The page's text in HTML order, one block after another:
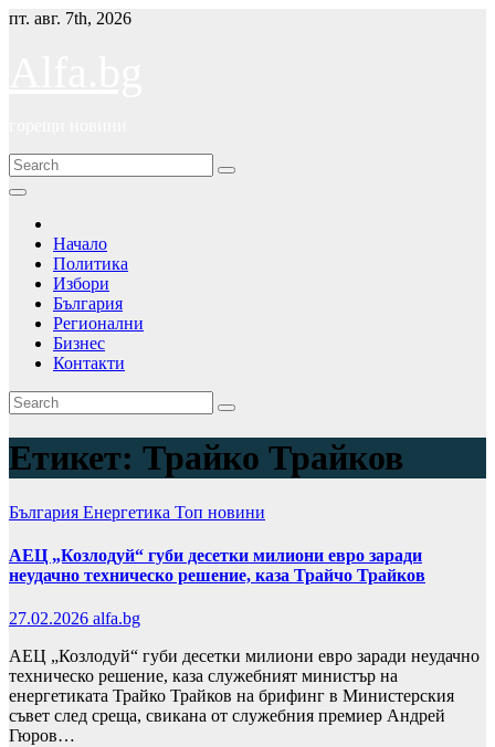
Skip
пт. авг. 7th, 2026
Начало
Политика
Избори
България
Регионални
Бизнес
Контакти
Етикет: Трайко Трайков
България Енергетика Топ новини
АЕЦ „Козлодуй“ губи десетки милиони евро заради
неудачно техническо решение, каза Трайчо Трайков
27.02.2026 alfa.bg
АЕЦ „Козлодуй“ губи десетки милиони евро заради неудачно
техническо решение, каза служебният министър на
енергетиката Трайко Трайков на брифинг в Министерския
съвет след среща, свикана от служебния премиер Андрей
Гюров…